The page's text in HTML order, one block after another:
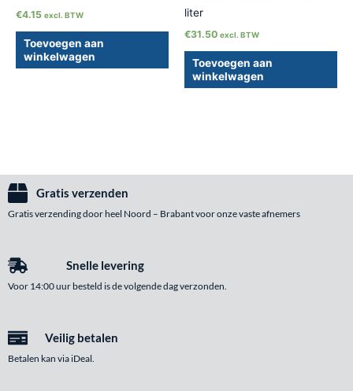
€4.15 excl. BTW
Toevoegen aan
winkelwagen
liter
€31.50 excl. BTW
Toevoegen aan
winkelwagen
Gratis verzenden
Gratis verzending door heel Noord – Brabant voor onze vaste afnemers
Snelle levering
Voor 14:00 uur besteld is de volgende dag verzonden.
Veilig betalen
Betalen kan via iDeal.